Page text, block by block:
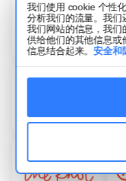
我们使用 cookie 个性
分析我们的流量。我们
我们网站的信息，我们
供给他们的其他信息或
信息结合起来。安全和